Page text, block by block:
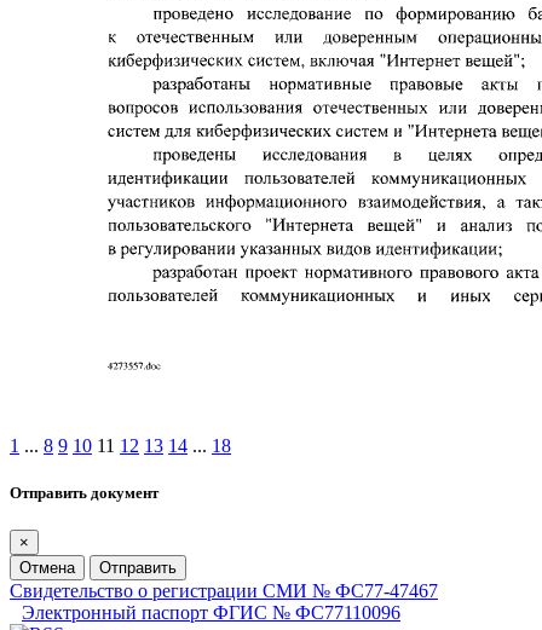
1 ... 8 9 10 11 12 13 14 ... 18
Отправить документ
×
Отмена
Отправить
Свидетельство о регистрации СМИ № ФС77-47467
Электронный паспорт ФГИС № ФС77110096